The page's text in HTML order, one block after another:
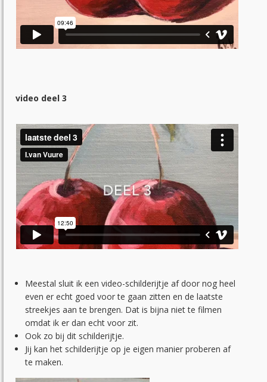
video deel 3
Meestal sluit ik een video-schilderijtje af door nog heel
even er echt goed voor te gaan zitten en de laatste
streekjes aan te brengen. Dat is bijna niet te filmen
omdat ik er dan echt voor zit.
Ook zo bij dit schilderijtje.
Jij kan het schilderijtje op je eigen manier proberen af
te maken.